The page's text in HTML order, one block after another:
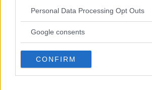
Please note that this website/app uses
not limited to your visit or usage
use your data for below specified
consent section.
Personal Data Processing Opt Outs
Google consents
CONFIRM
Piscina Comunale di
EMILIA-ROMAGNA
CESENATICO (FORLÌ-